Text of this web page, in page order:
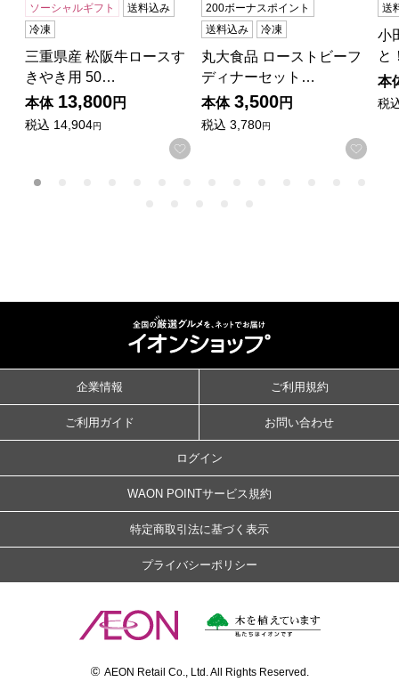
ソーシャルギフト
送料込み
冷凍
三重県産 松阪牛ロースす
きやき用 50…
本体 13,800円
税込 14,904円
お気に入りに登録する
200ボーナスポイント
送料込み
冷凍
丸大食品 ローストビーフ
ディナーセット…
本体 3,500円
税込 3,780円
お気
送
小
と
本
税
企業情報 ご利用規約
ご利用ガイド お問い合わせ
ログイン
WAON POINTサービス規約
特定商取引法に基づく表示
プライバシーポリシー
© AEON Retail Co., Ltd. All Rights Reserved.